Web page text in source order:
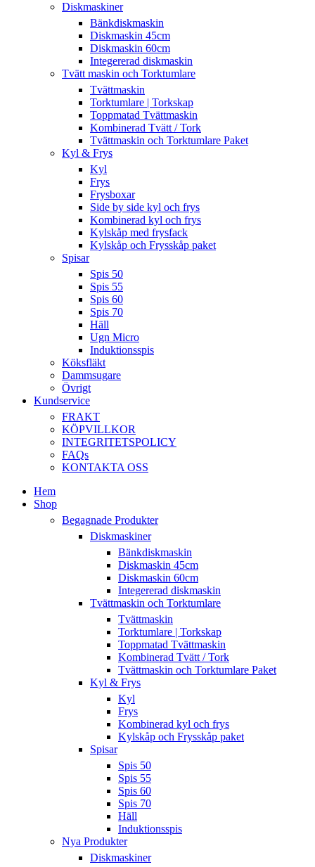
Diskmaskiner
Bänkdiskmaskin
Diskmaskin 45cm
Diskmaskin 60cm
Integererad diskmaskin
Tvätt maskin och Torktumlare
Tvättmaskin
Torktumlare | Torkskap
Toppmatad Tvättmaskin
Kombinerad Tvätt / Tork
Tvättmaskin och Torktumlare Paket
Kyl & Frys
Kyl
Frys
Frysboxar
Side by side kyl och frys
Kombinerad kyl och frys
Kylskåp med frysfack
Kylskåp och Frysskåp paket
Spisar
Spis 50
Spis 55
Spis 60
Spis 70
Häll
Ugn Micro
Induktionsspis
Köksfläkt
Dammsugare
Övrigt
Kundservice
FRAKT
KÖPVILLKOR
INTEGRITETSPOLICY
FAQs
KONTAKTA OSS
Hem
Shop
Begagnade Produkter
Diskmaskiner
Bänkdiskmaskin
Diskmaskin 45cm
Diskmaskin 60cm
Integererad diskmaskin
Tvättmaskin och Torktumlare
Tvättmaskin
Torktumlare | Torkskap
Toppmatad Tvättmaskin
Kombinerad Tvätt / Tork
Tvättmaskin och Torktumlare Paket
Kyl & Frys
Kyl
Frys
Kombinerad kyl och frys
Kylskåp och Frysskåp paket
Spisar
Spis 50
Spis 55
Spis 60
Spis 70
Häll
Induktionsspis
Nya Produkter
Diskmaskiner